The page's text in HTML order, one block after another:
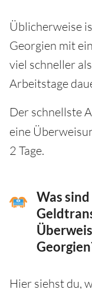
Üblicherweise
Georgien mit
viel schneller
Arbeitstage
Der schnellste
eine
2 Tage.
Was
Hier siehst du,